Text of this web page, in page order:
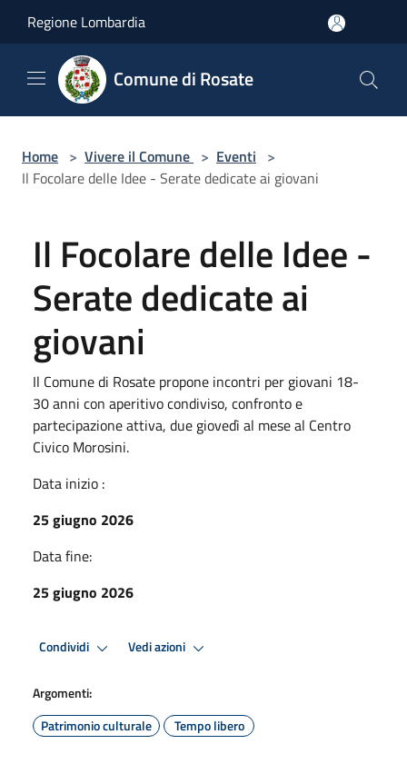
Regione Lombardia
Comune di Rosate
Home > Vivere il Comune > Eventi >
Il Focolare delle Idee - Serate dedicate ai giovani
Il Focolare delle Idee -
Serate dedicate ai
giovani
Il Comune di Rosate propone incontri per giovani 18-
30 anni con aperitivo condiviso, confronto e
partecipazione attiva, due giovedì al mese al Centro
Civico Morosini.
Data inizio :
25 giugno 2026
Data fine:
25 giugno 2026
Condividi Vedi azioni
Argomenti:
Patrimonio culturale
Tempo libero